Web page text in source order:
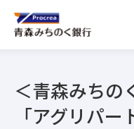
＜青森みちの
「アグリパー